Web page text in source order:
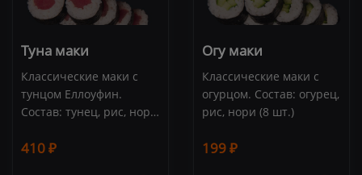
Туна маки
Классические маки с
тунцом Еллоуфин.
Состав: тунец, рис, нори
410 ₽
Огу маки
Классические маки с
огурцом. Состав: огурец,
рис, нори (8 шт.)
199 ₽